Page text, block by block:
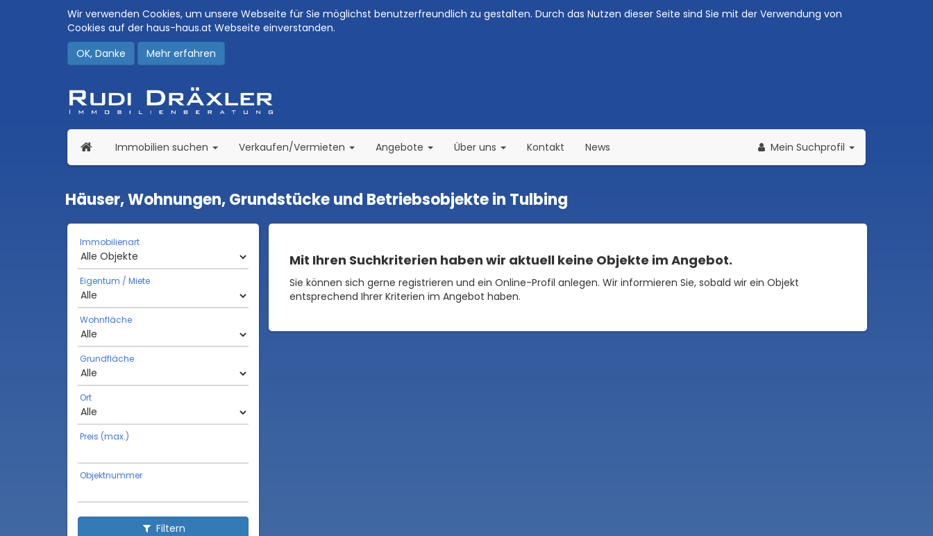
Wir verwenden Cookies, um unsere Webseite für Sie möglichst benutzerfreundlich zu gestalten. Durch das Nutzen dieser Seite sind Sie mit der Verwendung von
Cookies auf der haus-haus.at Webseite einverstanden.
OK, Danke
Mehr erfahren
Immobilien suchen (current)Verkaufen/Vermieten (current)Angebote Über uns (current)Kontakt News Mein Suchprofil
Häuser, Wohnungen, Grundstücke und Betriebsobjekte in Tulbing
Immobilienart
Eigentum / Miete
Wohnfläche
Grundfläche
Ort
Preis (max.)
Objektnummer
Filtern
Mit Ihren Suchkriterien haben wir aktuell keine Objekte im Angebot.
Sie können sich gerne registrieren und ein Online-Profil anlegen. Wir informieren Sie, sobald wir ein Objekt
entsprechend Ihrer Kriterien im Angebot haben.